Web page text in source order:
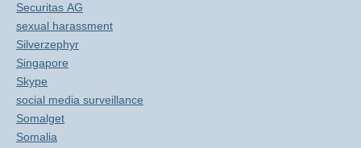
Securitas AG
sexual harassment
Silverzephyr
Singapore
Skype
social media surveillance
Somalget
Somalia